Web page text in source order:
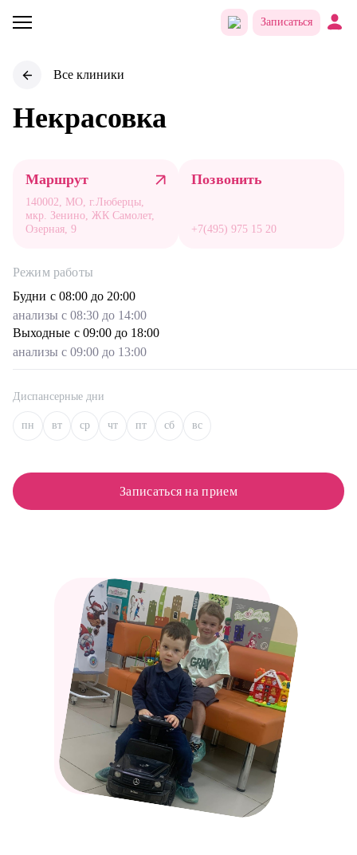
Записаться
Все клиники
Некрасовка
Маршрут
140002, МО, г.Люберцы,
мкр. Зенино, ЖК Самолет,
Озерная, 9
Позвонить
+7(495) 975 15 20
Режим работы
Будни с 08:00 до 20:00
анализы с 08:30 до 14:00
Выходные с 09:00 до 18:00
анализы с 09:00 до 13:00
Диспансерные дни
пн вт ср чт пт сб вс
Записаться на прием